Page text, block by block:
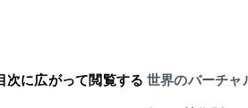
次に広がって閲覧する 世界のバーチャ